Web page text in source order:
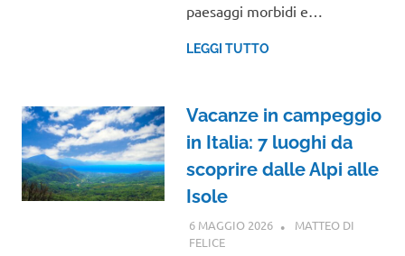
paesaggi morbidi e…
LEGGI TUTTO
Vacanze in campeggio
in Italia: 7 luoghi da
scoprire dalle Alpi alle
Isole
6 MAGGIO 2026
MATTEO DI
FELICEGUIDE